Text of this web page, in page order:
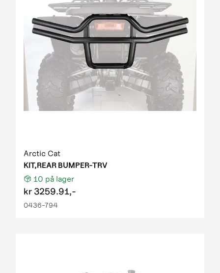
Arctic Cat
KIT,REAR BUMPER-TRV
10 på lager
kr 3259.91,-
0436-794